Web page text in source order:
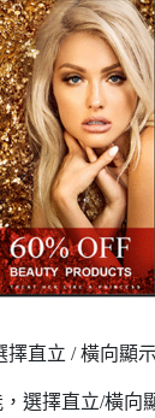
擇直立 / 橫向顯
選擇直立/橫向